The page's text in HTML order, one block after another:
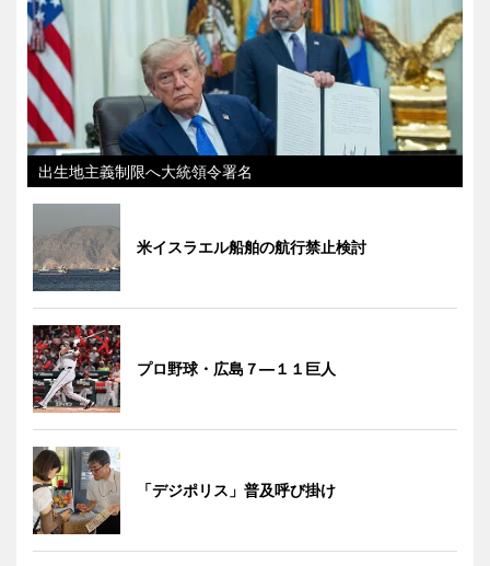
出生地主義制限へ大統領令署名
米イスラエル船舶の航行禁止検討
プロ野球・広島７―１１巨人
「デジポリス」普及呼び掛け